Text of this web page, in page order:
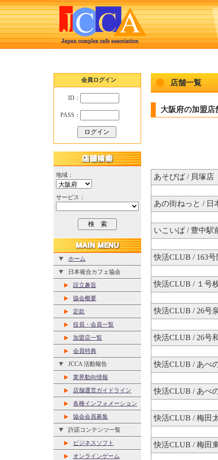
会員ログイン
ID：
PASS：
地域：
サービス：
ホーム
日本複合カフェ協会
設立趣旨
協会概要
定款
役員・会員一覧
加盟店一覧
会員特典
JCCA 活動報告
業界動向情報
店舗運営ガイドライン
各種インフォメーション
協会会員募集
許諾コンテンツ一覧
ビジネスソフト
オンラインゲーム
店舗一覧
大阪府の加盟
あそびば / 貝塚店
あの街ねっと / 日
いこいば / 豊中駅
快活CLUB / 163
快活CLUB / １号
快活CLUB / 26号
快活CLUB / 26号
快活CLUB / あべ
快活CLUB / あべ
快活CLUB / 梅田
快活CLUB / 梅田